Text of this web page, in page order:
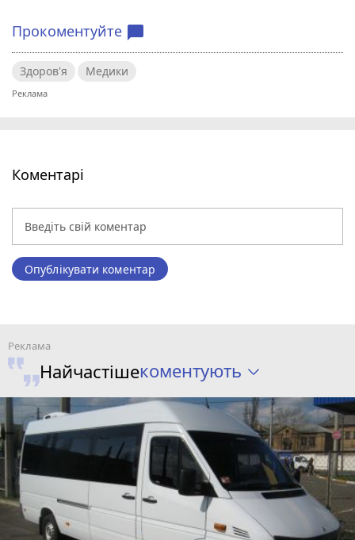
Прокоментуйте chat_bubble
Здоров'я Медики
Коментарі
Опублікувати коментар
Найчастішекоментують